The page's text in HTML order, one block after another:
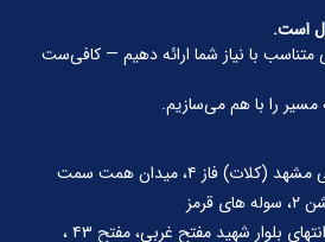
است.
متناسب با نیاز شما ارائه دهیم — کافی‌ست
مسیر را با هم می‌سازیم.
شهرک صنعتی مشهد (کلات) فاز ۴، میدان همت سمت
مشهد، انتهای بلوار شهید مفتح غربی، مفتح ۴۳ ،